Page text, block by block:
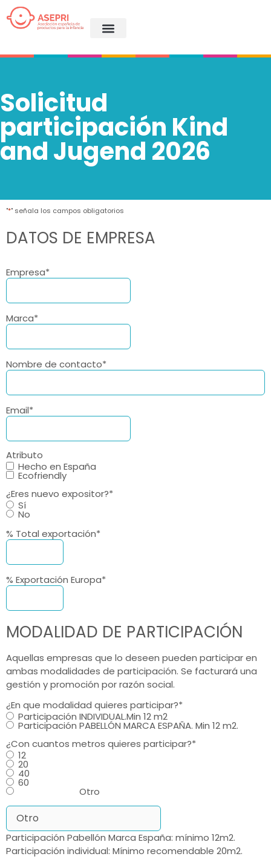
Solicitud
participación Kind
and Jugend 2026
"*" señala los campos obligatorios
DATOS DE EMPRESA
Empresa*
Marca*
Nombre de contacto*
Email*
Atributo
Hecho en España
Ecofriendly
¿Eres nuevo expositor?*
Sí
No
% Total exportación*
% Exportación Europa*
MODALIDAD DE PARTICIPACIÓN
Aquellas empresas que lo deseen pueden participar en
ambas modalidades de participación. Se facturará una
gestión y promoción por razón social.
¿En que modalidad quieres participar?*
Participación INDIVIDUAL.Min 12 m2
Participación PABELLÓN MARCA ESPAÑA. Min 12 m2.
¿Con cuantos metros quieres participar?*
12
20
40
60
Otro
Participación Pabellón Marca España: mínimo 12m2.
Participación individual: Mínimo recomendable 20m2.